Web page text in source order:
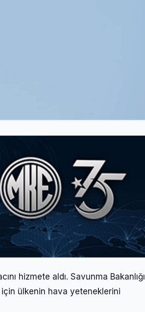
hizmete aldı. Savunma Bakanlığı
için ülkenin hava yeteneklerini